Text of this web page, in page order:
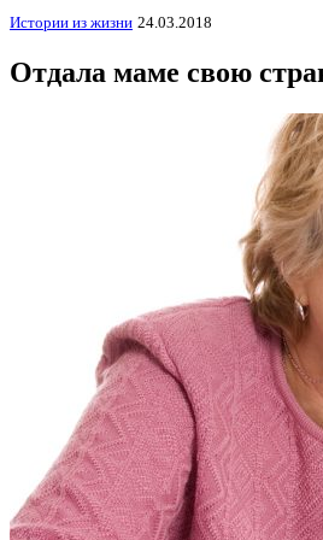
Истории из жизни 24.03.2018
Отдала маме свою